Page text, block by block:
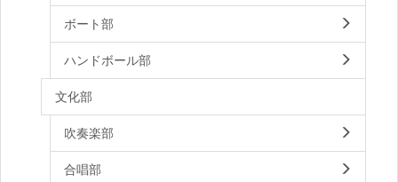
ボート部
ハンドボール部
文化部
吹奏楽部
合唱部